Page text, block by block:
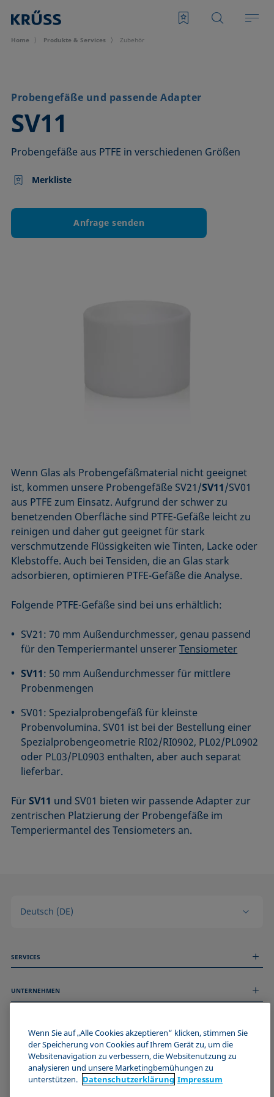
Home Produkte & Services Zubehör
Probengefäße und passende Adapter
SV11
–
Probengefäße aus PTFE in verschiedenen Größen
Merkliste
Anfrage senden
Wenn Glas als Probengefäßmaterial nicht geeignet
ist, kommen unsere Probengefäße SV21/SV11/SV01
aus PTFE zum Einsatz. Aufgrund der schwer zu
benetzenden Oberfläche sind PTFE-Gefäße leicht zu
reinigen und daher gut geeignet für stark
verschmutzende Flüssigkeiten wie Tinten, Lacke oder
Klebstoffe. Auch bei Tensiden, die an Glas stark
adsorbieren, optimieren PTFE-Gefäße die Analyse.
Folgende PTFE-Gefäße sind bei uns erhältlich:
SV21: 70 mm Außendurchmesser, genau passend
für den Temperiermantel unsererTensiometer
SV11: 50 mm Außendurchmesser für mittlere
Probenmengen
SV01: Spezialprobengefäß für kleinste
Probenvolumina. SV01 ist bei der Bestellung einer
Spezialprobengeometrie RI02/RI0902, PL02/PL0902
oder PL03/PL0903 enthalten, aber auch separat
lieferbar.
FürSV11 und SV01 bieten wir passende Adapter zur
zentrischen Platzierung der Probengefäße im
Temperiermantel des Tensiometers an.
Deutsch (DE)
SERVICES
Technischer Service
UNTERNEHMEN
Stellenangebote
Events
Impressum
Datenschutzerklärung
Cookie-Richtlinie
WERDE TEIL DER KRÜSS COMMUNITY
Wenn Sie auf „Alle Cookies akzeptieren“ klicken, stimmen Sie
der Speicherung von Cookies auf Ihrem Gerät zu, um die
Websitenavigation zu verbessern, die Websitenutzung zu
analysieren und unsere Marketingbemühungen zu
unterstützen. Datenschutz­erklärung Impressum